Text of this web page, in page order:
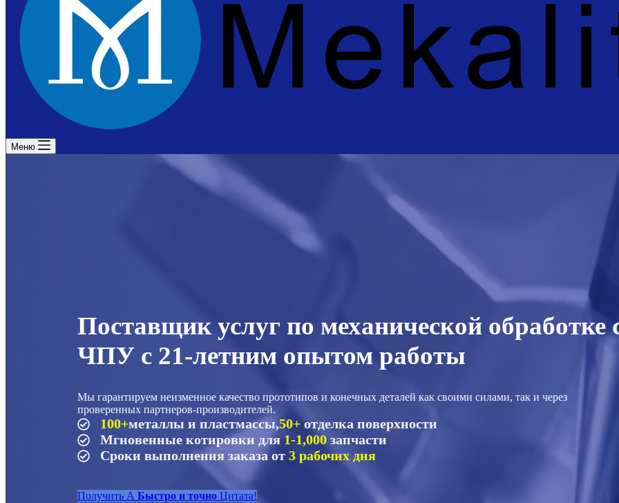
Меню
Поставщик услуг по механической обработке
ЧПУ с 21-летним опытом работы
Мы гарантируем неизменное качество прототипов и конечных деталей как своими силами, так и через
проверенных партнеров-производителей.
100+металлы и пластмассы,50+ отделка поверхности
Мгновенные котировки для 1-1,000 запчасти
Сроки выполнения заказа от 3 рабочих дня
Получить A Быстро и точно Цитата!